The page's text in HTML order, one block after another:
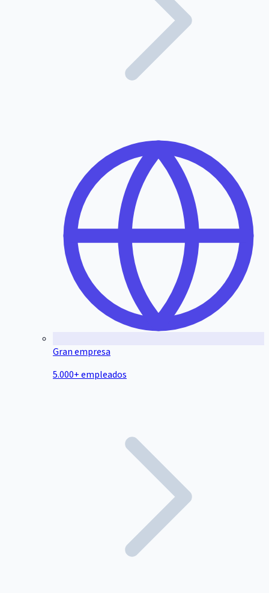
Gran empresa
5.000+ empleados